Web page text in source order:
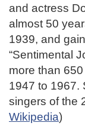
and actress
almost 50
1939, and
“Sentimental
more than
1947 to 1967.
singers of the
Wikipedia)